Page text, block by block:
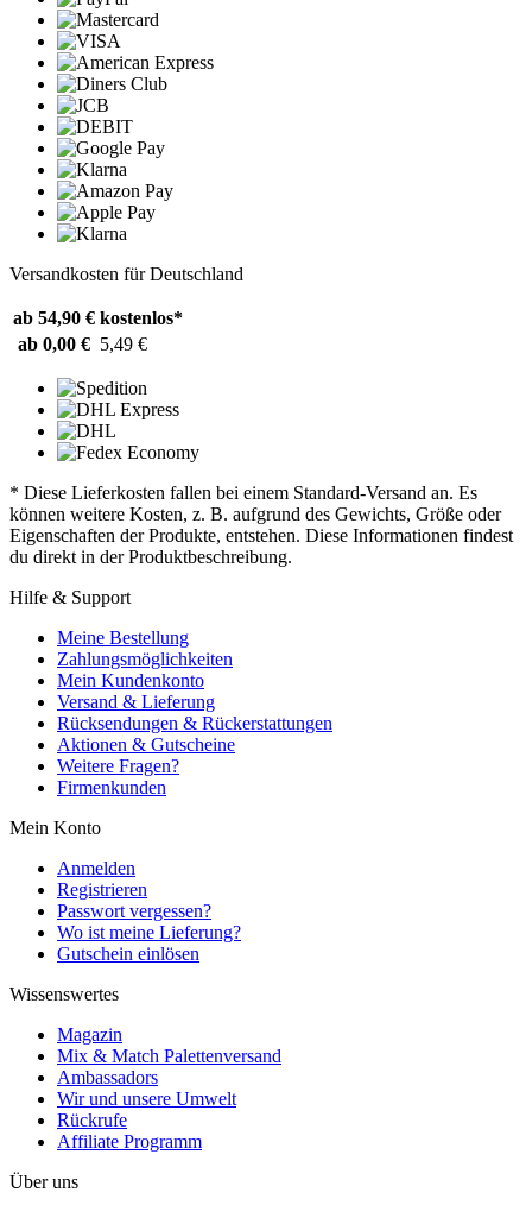
Versandkosten für Deutschland
ab 54,90 € kostenlos*
ab 0,00 € 5,49 €
* Diese Lieferkosten fallen bei einem Standard-Versand an. Es
können weitere Kosten, z. B. aufgrund des Gewichts, Größe oder
Eigenschaften der Produkte, entstehen. Diese Informationen findest
du direkt in der Produktbeschreibung.
Hilfe & Support
Meine Bestellung
Zahlungsmöglichkeiten
Mein Kundenkonto
Versand & Lieferung
Rücksendungen & Rückerstattungen
Aktionen & Gutscheine
Weitere Fragen?
Firmenkunden
Mein Konto
Anmelden
Registrieren
Passwort vergessen?
Wo ist meine Lieferung?
Gutschein einlösen
Wissenswertes
Magazin
Mix & Match Palettenversand
Ambassadors
Wir und unsere Umwelt
Rückrufe
Affiliate Programm
Über uns